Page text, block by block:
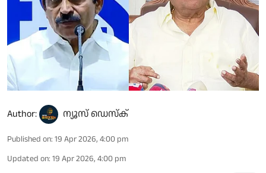
Author: ന്യൂസ് ഡെസ്ക്
Published on: 19 Apr 2026, 4:00 pm
Updated on: 19 Apr 2026, 4:00 pm